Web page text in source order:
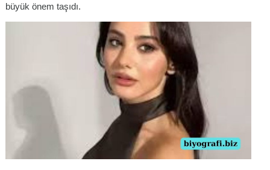
büyük önem taşıdı.